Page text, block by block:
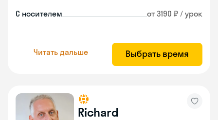
С носителем от 3190 ₽ / урок
Читать дальше Выбрать время
Richard